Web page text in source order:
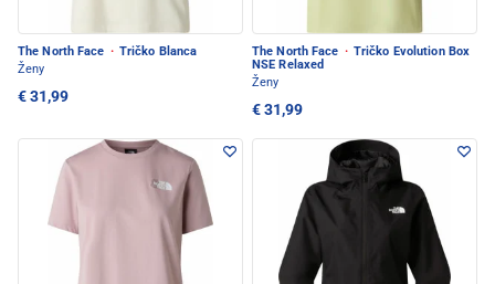
The North Face · Tričko Blanca
Ženy
€ 31,99
The North Face · Tričko Evolution Box
NSE Relaxed
Ženy
€ 31,99